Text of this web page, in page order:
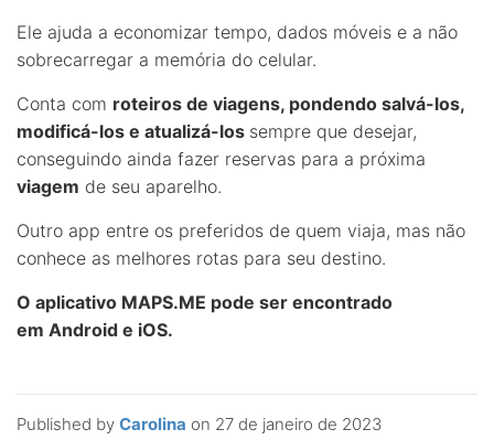
Published by Carolina on 27 de janeiro de 2023
Ele ajuda a economizar tempo, dados móveis e a não
sobrecarregar a memória do celular.
Conta com roteiros de viagens, pondendo salvá-los,
modificá-los e atualizá-los sempre que desejar,
conseguindo ainda fazer reservas para a próxima
viagem de seu aparelho.
Outro app entre os preferidos de quem viaja, mas não
conhece as melhores rotas para seu destino.
O aplicativo MAPS.ME pode ser encontrado
em Android e iOS.